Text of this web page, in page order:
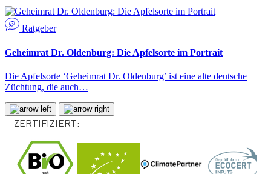
Ratgeber
Geheimrat Dr. Oldenburg: Die Apfelsorte im Portrait
Die Apfelsorte ‘Geheimrat Dr. Oldenburg’ ist eine alte deutsche
Züchtung, die auch…
ZERTIFIZIERT: